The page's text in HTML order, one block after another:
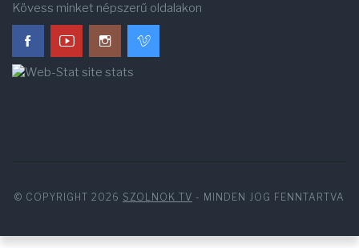
Kövess minket népszerű oldalakon
© COPYRIGHT 2026 SZOLNOK TV - MINDEN JOG FENNTARTVA